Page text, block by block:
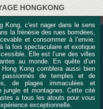
Kong, c'est nager dans le sens
la frénésie des rues bomdées,
et consommer à l’envie.
la fois spectaculaire et exotique
Elle est l’une des villes
au monde. En quête d’un
Kong comblera aussi bien
passionnés de temples et de
de plages immaculées et
jungle et montagnes. Cette cité
a tous les atouts pour vous
exceptionnelle.
HONGKONG